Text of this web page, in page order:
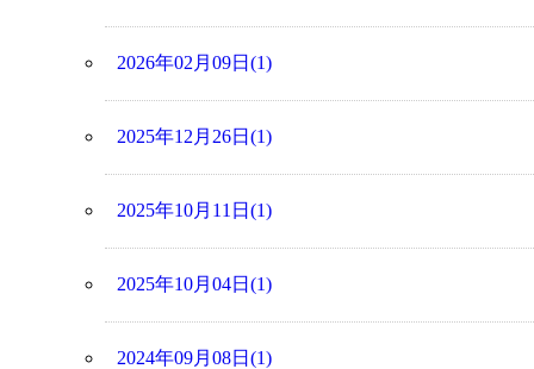
2026年02月09日(1)
2025年12月26日(1)
2025年10月11日(1)
2025年10月04日(1)
2024年09月08日(1)